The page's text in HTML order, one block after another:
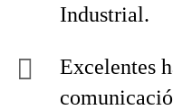
Industrial.
Excelentes